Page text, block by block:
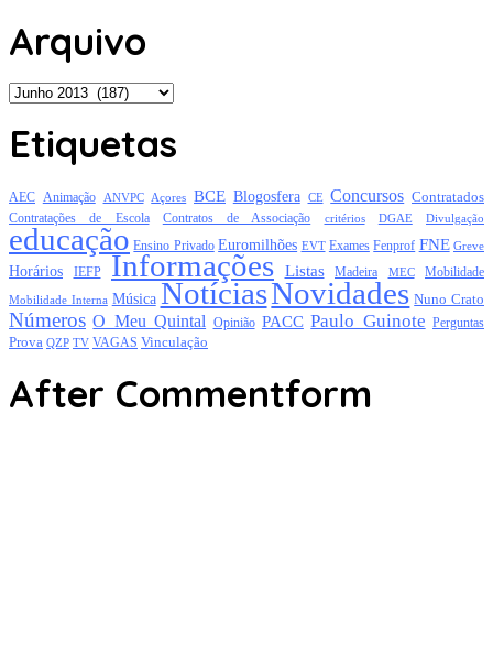
Arquivo
Arquivo
Etiquetas
AEC Animação ANVPC Açores BCE Blogosfera CE Concursos Contratados
Contratações de Escola Contratos de Associação critérios DGAE Divulgação
educação Ensino Privado Euromilhões EVT Exames Fenprof FNE Greve
Horários IEFP Informações Listas Madeira MEC Mobilidade
Mobilidade Interna Música NotíciasNovidades Nuno Crato
Números O Meu Quintal Opinião PACC Paulo Guinote Perguntas
Prova QZP TV VAGAS Vinculação
After Commentform